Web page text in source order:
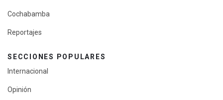
Cochabamba
Reportajes
SECCIONES POPULARES
Internacional
Opinión